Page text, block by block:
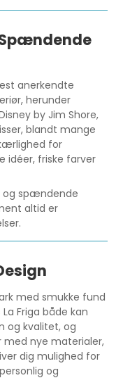
anerkendte
herunder
by Jim Shore,
blandt mange
for
idéer, friske farver
og spændende
altid er
med smukke fund
Friga både kan
og kvalitet, og
med nye materialer,
dig mulighed for
og